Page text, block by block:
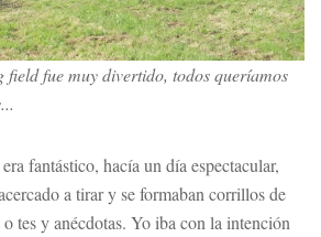
field fue muy divertido, todos queríamos
fantástico, hacía un día espectacular,
a tirar y se formaban corrillos de
tes y anécdotas. Yo iba con la intención